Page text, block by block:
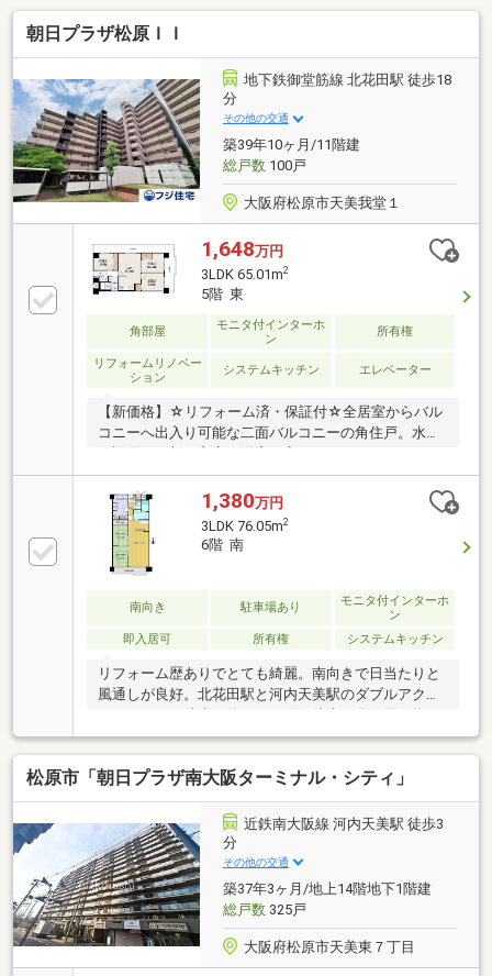
朝日プラザ松原ＩＩ
地下鉄御堂筋線 北花田駅 徒歩18
分
その他の交通
築39年10ヶ月/11階建
総戸数100戸
大阪府松原市天美我堂１
1,648万円
3LDK 65.01m2
5階 東
角部屋
モニタ付インターホ
ン
所有権
リフォームリノベー
ション
システムキッチン エレベーター
【新価格】☆リフォーム済・保証付☆全居室からバル
コニーへ出入り可能な二面バルコニーの角住戸。水廻
ョン。徒歩圏内に商業施設が複数点在する買物便利な
住環境。
1,380万円
3LDK 76.05m2
6階 南
南向き 駐車場あり
モニタ付インターホ
ン
即入居可
所有権 システムキッチン
リフォーム歴ありでとても綺麗。南向きで日当たりと
風通しが良好。北花田駅と河内天美駅のダブルアクセ
便利！戸建の階段がしんどい高齢者の方にもおススメ
です。
松原市「朝日プラザ南大阪ターミナル・シティ」
近鉄南大阪線 河内天美駅 徒歩3
分
その他の交通
築37年3ヶ月/地上14階地下1階建
総戸数325戸
大阪府松原市天美東７丁目